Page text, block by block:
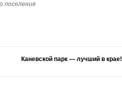
поселения
Каневской парк — лучший в крае!